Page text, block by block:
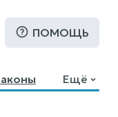
ПОМОЩЬ
Ещё